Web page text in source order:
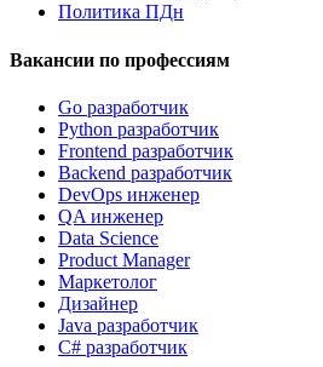
Политика ПДн
Вакансии по профессиям
Go разработчик
Python разработчик
Frontend разработчик
Backend разработчик
DevOps инженер
QA инженер
Data Science
Product Manager
Маркетолог
Дизайнер
Java разработчик
C# разработчик